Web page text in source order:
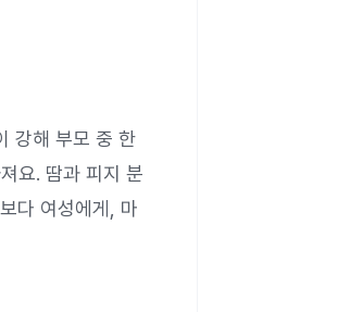
강해 부모 중 한
요. 땀과 피지 분
다 여성에게, 마